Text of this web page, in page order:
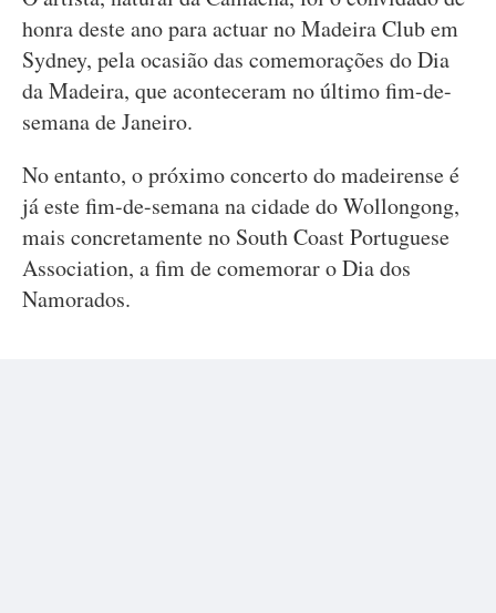
honra deste ano para actuar no Madeira Club em
Sydney, pela ocasião das comemorações do Dia
da Madeira, que aconteceram no último fim-de-
semana de Janeiro.
No entanto, o próximo concerto do madeirense é
já este fim-de-semana na cidade do Wollongong,
mais concretamente no South Coast Portuguese
Association, a fim de comemorar o Dia dos
Namorados.